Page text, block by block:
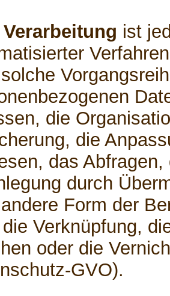
Verarbeitung ist
die
die
das
durch
Form der
Verknüpfung,
oder die
GVO).